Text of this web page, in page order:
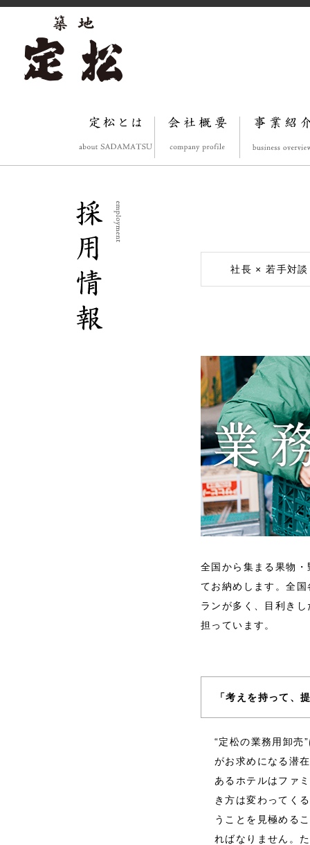
社長 × 若手対談
全国から集まる果物
てお納めします。全
ランが多く、目利き
担っています。
「考えを持って、
“定松の業務用卸売
がお求めになる潜
あるホテルはファ
き方は変わってく
うことを見極める
ればなりません。